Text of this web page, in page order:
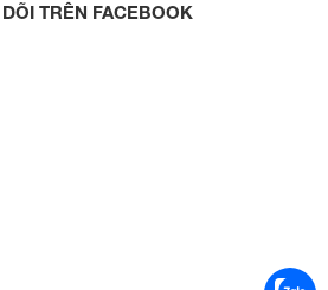
TRÊN FACEBOOK